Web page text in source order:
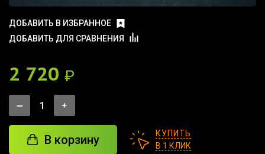
ДОБАВИТЬ В ИЗБРАННОЕ
ДОБАВИТЬ ДЛЯ СРАВНЕНИЯ
2 720 ₽
В корзину
КУПИТЬ
В 1 КЛИК